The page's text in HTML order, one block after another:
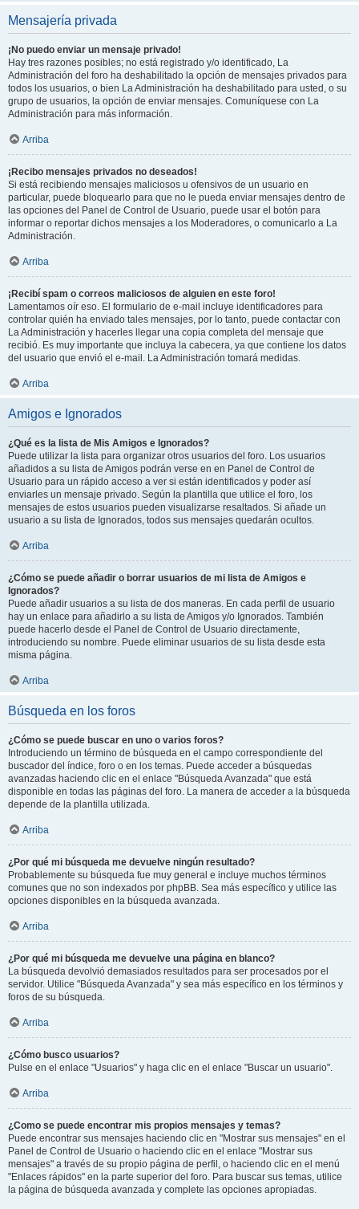
Mensajería privada
¡No puedo enviar un mensaje privado!
Hay tres razones posibles; no está registrado y/o identificado, La
Administración del foro ha deshabilitado la opción de mensajes privados para
todos los usuarios, o bien La Administración ha deshabilitado para usted, o su
grupo de usuarios, la opción de enviar mensajes. Comuníquese con La
Administración para más información.
Arriba
¡Recibo mensajes privados no deseados!
Si está recibiendo mensajes maliciosos u ofensivos de un usuario en
particular, puede bloquearlo para que no le pueda enviar mensajes dentro de
las opciones del Panel de Control de Usuario, puede usar el botón para
informar o reportar dichos mensajes a los Moderadores, o comunicarlo a La
Administración.
Arriba
¡Recibí spam o correos maliciosos de alguien en este foro!
Lamentamos oír eso. El formulario de e-mail incluye identificadores para
controlar quién ha enviado tales mensajes, por lo tanto, puede contactar con
La Administración y hacerles llegar una copia completa del mensaje que
recibió. Es muy importante que incluya la cabecera, ya que contiene los datos
del usuario que envió el e-mail. La Administración tomará medidas.
Arriba
Amigos e Ignorados
¿Qué es la lista de Mis Amigos e Ignorados?
Puede utilizar la lista para organizar otros usuarios del foro. Los usuarios
añadidos a su lista de Amigos podrán verse en en Panel de Control de
Usuario para un rápido acceso a ver si están identificados y poder así
enviarles un mensaje privado. Según la plantilla que utilice el foro, los
mensajes de estos usuarios pueden visualizarse resaltados. Si añade un
usuario a su lista de Ignorados, todos sus mensajes quedarán ocultos.
Arriba
¿Cómo se puede añadir o borrar usuarios de mi lista de Amigos e
Ignorados?
Puede añadir usuarios a su lista de dos maneras. En cada perfil de usuario
hay un enlace para añadirlo a su lista de Amigos y/o Ignorados. También
puede hacerlo desde el Panel de Control de Usuario directamente,
introduciendo su nombre. Puede eliminar usuarios de su lista desde esta
misma página.
Arriba
Búsqueda en los foros
¿Cómo se puede buscar en uno o varios foros?
Introduciendo un término de búsqueda en el campo correspondiente del
buscador del índice, foro o en los temas. Puede acceder a búsquedas
avanzadas haciendo clic en el enlace "Búsqueda Avanzada" que está
disponible en todas las páginas del foro. La manera de acceder a la búsqueda
depende de la plantilla utilizada.
Arriba
¿Por qué mi búsqueda me devuelve ningún resultado?
Probablemente su búsqueda fue muy general e incluye muchos términos
comunes que no son indexados por phpBB. Sea más específico y utilice las
opciones disponibles en la búsqueda avanzada.
Arriba
¿Por qué mi búsqueda me devuelve una página en blanco?
La búsqueda devolvió demasiados resultados para ser procesados por el
servidor. Utilice "Búsqueda Avanzada" y sea más específico en los términos y
foros de su búsqueda.
Arriba
¿Cómo busco usuarios?
Pulse en el enlace "Usuarios" y haga clic en el enlace "Buscar un usuario".
Arriba
¿Como se puede encontrar mis propios mensajes y temas?
Puede encontrar sus mensajes haciendo clic en "Mostrar sus mensajes" en el
Panel de Control de Usuario o haciendo clic en el enlace "Mostrar sus
mensajes" a través de su propio página de perfil, o haciendo clic en el menú
"Enlaces rápidos" en la parte superior del foro. Para buscar sus temas, utilice
la página de búsqueda avanzada y complete las opciones apropiadas.